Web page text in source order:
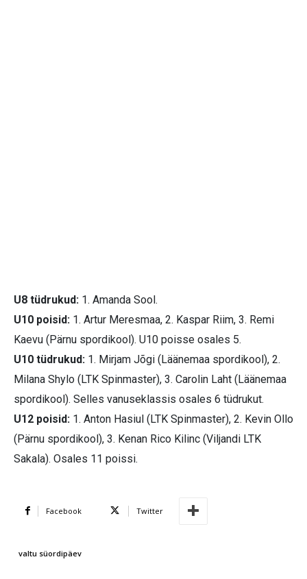
U8 tüdrukud: 1. Amanda Sool.
U10 poisid: 1. Artur Meresmaa, 2. Kaspar Riim, 3. Remi
Kaevu (Pärnu spordikool). U10 poisse osales 5.
U10 tüdrukud: 1. Mirjam Jõgi (Läänemaa spordikool), 2.
Milana Shylo (LTK Spinmaster), 3. Carolin Laht (Läänemaa
spordikool). Selles vanuseklassis osales 6 tüdrukut.
U12 poisid: 1. Anton Hasiul (LTK Spinmaster), 2. Kevin Ollo
(Pärnu spordikool), 3. Kenan Rico Kilinc (Viljandi LTK
Sakala). Osales 11 poissi.
Facebook Twitter
valtu süordipäev